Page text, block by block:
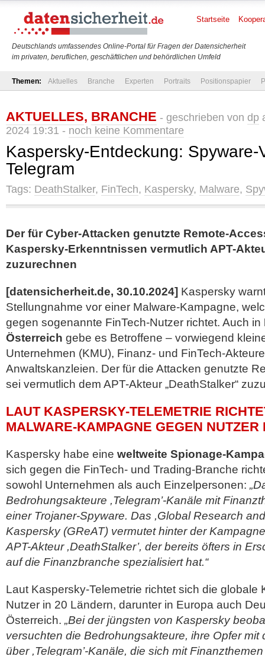
Deutschlands umfassendes Online-Portal für Fragen der Datensicherheit
im privaten, beruflichen, geschäftlichen und behördlichen Umfeld
Startseite
Themen: Aktuelles Branche Experten Portraits Positionspapier
AKTUELLES, BRANCHE - geschrieben von dp
2024 19:31 - noch keine Kommentare
Kaspersky-Entdeckung: Spyware-
Telegram
Tags: DeathStalker, FinTech, Kaspersky, Malware,
Der für Cyber-Attacken genutzte Remote-
Kaspersky-Erkenntnissen vermutlich APT-
zuzurechnen
[datensicherheit.de, 30.10.2024] Kaspersky
Stellungnahme vor einer Malware-Kampagne,
gegen sogenannte FinTech-Nutzer richtet. Auch in
Österreich gebe es Betroffene – vorwiegend
Unternehmen (KMU), Finanz- und FinTech-
Anwaltskanzleien. Der für die Attacken genutzte
sei vermutlich dem APT-Akteur „DeathStalker“
LAUT KASPERSKY-TELEMETRIE
MALWARE-KAMPAGNE GEGEN NUTZER
Kaspersky habe eine weltweite Spionage-
sich gegen die FinTech- und Trading-Branche
sowohl Unternehmen als auch Einzelpersonen:
Bedrohungsakteure ,Telegram’-Kanäle mit
einer Trojaner-Spyware. Das ,Global Research
Kaspersky (GReAT) vermutet hinter der
APT-Akteur ,DeathStalker’, der bereits öfters in
auf die Finanzbranche spezialisiert hat.“
Laut Kaspersky-Telemetrie richtet sich die globale
Nutzer in 20 Ländern, darunter in Europa auch
Österreich. „Bei der jüngsten von Kaspersky
versuchten die Bedrohungsakteure, ihre Opfer mit
über ,Telegram’-Kanäle, die sich mit